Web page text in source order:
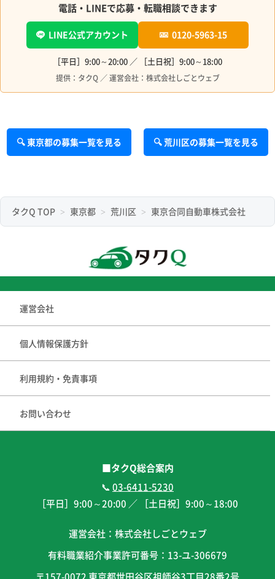
電話・LINEで応募・転職相談できます
LINE公式アカウント 0120-5963-15
［平日］9:00～20:00 ／ ［土日祝］9:00～18:00
提供：タクQ ／ 運営会社：株式会社しごとウェブ
🔍 東京都の募集一覧を見る 🔍 荒川区の募集一覧を見る
タクQ TOP 東京都 荒川区 東京合同自動車株式会社
運営会社
個人情報保護方針
利用規約・免責事項
お問い合わせ
■タクQ総合案内
📞03-6411-5230
［平日］ 9:00～20:00 ／ ［土日祝］ 9:00～18:00
運営会社：株式会社しごとウェブ
有料職業紹介事業許可番号：13-ユ-306679